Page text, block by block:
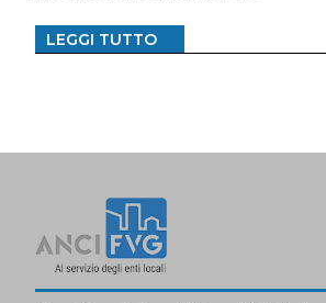
LEGGI TUTTO